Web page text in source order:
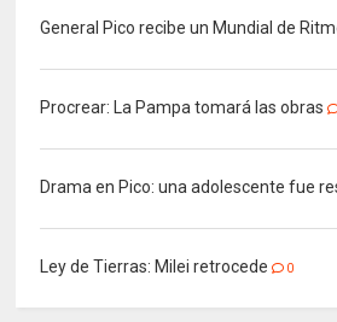
General Pico recibe un Mundial de
Procrear: La Pampa tomará las obras
Drama en Pico: una adolescente fue
Ley de Tierras: Milei retrocede 0